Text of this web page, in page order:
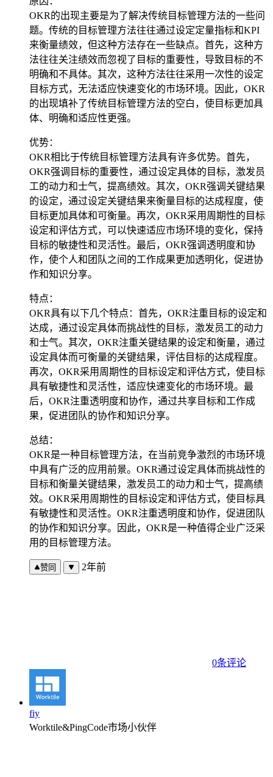
OKR的出现主要是为了解决传统目标管理方法的一些问
题。传统的目标管理方法往往通过设定定量指标和KPI
来衡量绩效，但这种方法存在一些缺点。首先，这种方
法往往关注绩效而忽视了目标的重要性，导致目标的不
明确和不具体。其次，这种方法往往采用一次性的设定
目标方式，无法适应快速变化的市场环境。因此，OKR
的出现填补了传统目标管理方法的空白，使目标更加具
体、明确和适应性更强。
优势：
OKR相比于传统目标管理方法具有许多优势。首先，
OKR强调目标的重要性，通过设定具体的目标，激发员
工的动力和士气，提高绩效。其次，OKR强调关键结果
的设定，通过设定关键结果来衡量目标的达成程度，使
目标更加具体和可衡量。再次，OKR采用周期性的目标
设定和评估方式，可以快速适应市场环境的变化，保持
目标的敏捷性和灵活性。最后，OKR强调透明度和协
作，使个人和团队之间的工作成果更加透明化，促进协
作和知识分享。
特点：
OKR具有以下几个特点：首先，OKR注重目标的设定和
达成，通过设定具体而挑战性的目标，激发员工的动力
和士气。其次，OKR注重关键结果的设定和衡量，通过
设定具体而可衡量的关键结果，评估目标的达成程度。
再次，OKR采用周期性的目标设定和评估方式，使目标
具有敏捷性和灵活性，适应快速变化的市场环境。最
后，OKR注重透明度和协作，通过共享目标和工作成
果，促进团队的协作和知识分享。
总结：
OKR是一种目标管理方法，在当前竞争激烈的市场环境
中具有广泛的应用前景。OKR通过设定具体而挑战性的
目标和衡量关键结果，激发员工的动力和士气，提高绩
效。OKR采用周期性的目标设定和评估方式，使目标具
有敏捷性和灵活性。OKR注重透明度和协作，促进团队
的协作和知识分享。因此，OKR是一种值得企业广泛采
用的目标管理方法。
赞同 2年前
0条评论
fiy
Worktile&PingCode市场小伙伴